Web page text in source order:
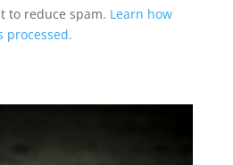
to reduce spam. Learn how
processed.